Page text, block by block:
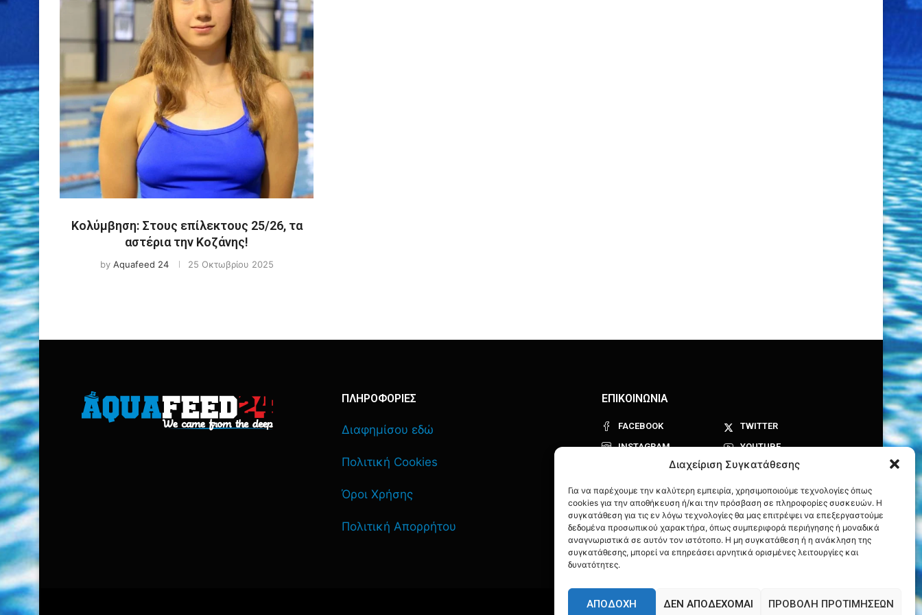
Διαχείριση Συγκατάθεσης
Για να παρέχουμε την καλύτερη εμπειρία, χρησιμοποιούμε τεχνολογίες όπως
cookies για την αποθήκευση ή/και την πρόσβαση σε πληροφορίες συσκευών. Η
συγκατάθεση για τις εν λόγω τεχνολογίες θα μας επιτρέψει να επεξεργαστούμε
δεδομένα προσωπικού χαρακτήρα, όπως συμπεριφορά περιήγησης ή μοναδικά
αναγνωριστικά σε αυτόν τον ιστότοπο. Η μη συγκατάθεση ή η ανάκληση της
συγκατάθεσης, μπορεί να επηρεάσει αρνητικά ορισμένες λειτουργίες και
δυνατότητες.
ΑΠΟΔΟΧΉ ΔΕΝ ΑΠΟΔΈΧΟΜΑΙ ΠΡΟΒΟΛΉ ΠΡΟΤΙΜΉΣΕΩΝ
Κολύμβηση: Στους επίλεκτους 25/26, τα
αστέρια την Κοζάνης!
by Aquafeed 24 25 Οκτωβρίου 2025
ΠΛΗΡΟΦΟΡΙΕΣ
Διαφημίσου εδώ
Πολιτική Cookies
Όροι Χρήσης
Πολιτική Απορρήτου
ΕΠΙΚΟΙΝΩΝΙΑ
FACEBOOK
TWITTER
INSTAGRAM
YOUTUBE